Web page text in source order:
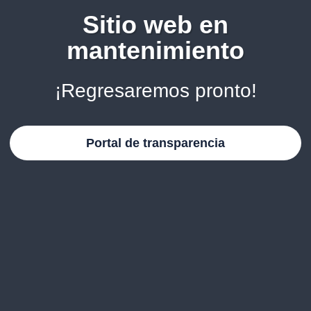
Sitio web en
mantenimiento
¡Regresaremos pronto!
Portal de transparencia